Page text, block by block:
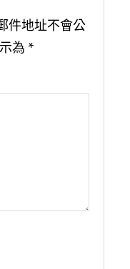
件地址不會公
為 *